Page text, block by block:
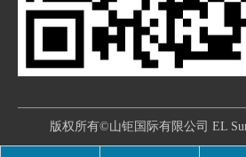
版权所有©山钜国际有限公司 EL